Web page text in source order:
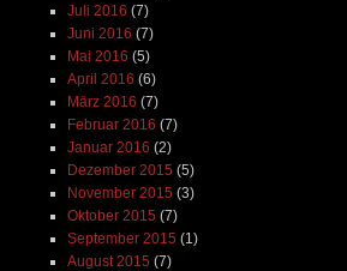
Juli 2016 (7)
Juni 2016 (7)
Mai 2016 (5)
April 2016 (6)
März 2016 (7)
Februar 2016 (7)
Januar 2016 (2)
Dezember 2015 (5)
November 2015 (3)
Oktober 2015 (7)
September 2015 (1)
August 2015 (7)